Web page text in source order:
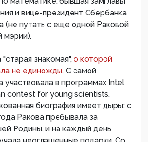
и вице-президент Сбербанка
(не путать с еще одной Раковой
мэрии).
знакомая", о которой
не единожды. С самой
участвовала в программах Intel
contest for young scientists.
биография имеет дыры: с
Ракова пребывала за
Родины, и на каждый день